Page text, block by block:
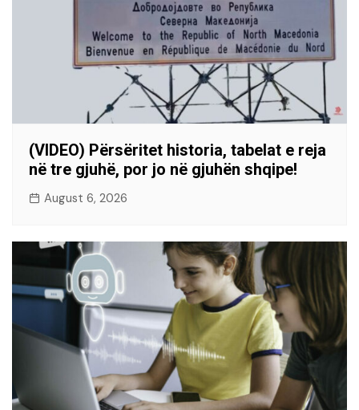
(VIDEO) Përsëritet historia, tabelat e reja
në tre gjuhë, por jo në gjuhën shqipe!
August 6, 2026